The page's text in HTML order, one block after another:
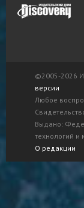
©2005-2026
версии
Любое
Выдано:
технологий и
О редакции